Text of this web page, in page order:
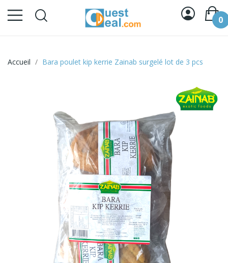
0
Accueil Bara poulet kip kerrie Zainab surgelé lot de 3 pcs